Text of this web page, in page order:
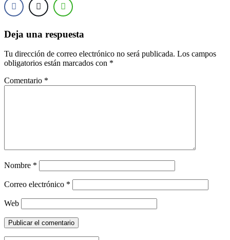
Deja una respuesta
Tu dirección de correo electrónico no será publicada. Los campos
obligatorios están marcados con *
Comentario *
Nombre *
Correo electrónico *
Web